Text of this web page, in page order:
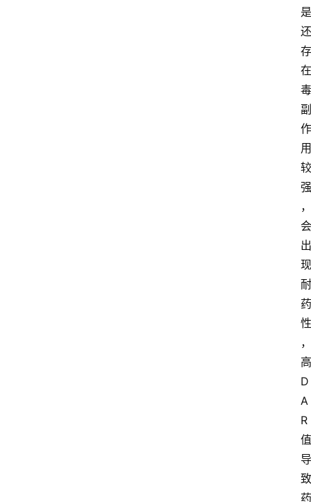
是
还
存
在
毒
副
作
用
较
强
，
会
出
现
耐
药
性
，
高
D
A
R
值
导
致
药